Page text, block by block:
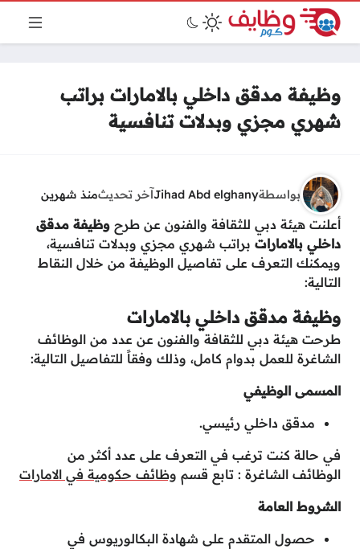
وظيفة مدقق داخلي بالامارات براتب
شهري مجزي وبدلات تنافسية
بواسطةJihad Abd elghanyآخر تحديثمنذ شهرين
أعلنت هيئة دبي للثقافة والفنون عن طرح وظيفة مدقق
داخلي بالامارات براتب شهري مجزي وبدلات تنافسية،
ويمكنك التعرف على تفاصيل الوظيفة من خلال النقاط
التالية:
وظيفة مدقق داخلي بالامارات
طرحت هيئة دبي للثقافة والفنون عن عدد من الوظائف
الشاغرة للعمل بدوام كامل، وذلك وفقاً للتفاصيل التالية:
المسمى الوظيفي
مدقق داخلي رئيسي.
في حالة كنت ترغب في التعرف على عدد أكثر من
الوظائف الشاغرة : تابع قسم وظائف حكومية في الامارات
الشروط العامة
حصول المتقدم على شهادة البكالوريوس في